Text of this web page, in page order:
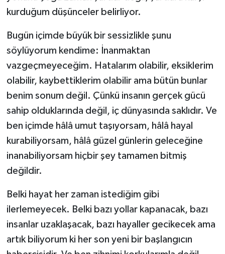
kurduğum düşünceler belirliyor.
Bugün içimde büyük bir sessizlikle şunu
söylüyorum kendime: İnanmaktan
vazgeçmeyeceğim. Hatalarım olabilir, eksiklerim
olabilir, kaybettiklerim olabilir ama bütün bunlar
benim sonum değil. Çünkü insanın gerçek gücü
sahip olduklarında değil, iç dünyasında saklıdır. Ve
ben içimde hâlâ umut taşıyorsam, hâlâ hayal
kurabiliyorsam, hâlâ güzel günlerin geleceğine
inanabiliyorsam hiçbir şey tamamen bitmiş
değildir.
Belki hayat her zaman istediğim gibi
ilerlemeyecek. Belki bazı yollar kapanacak, bazı
insanlar uzaklaşacak, bazı hayaller gecikecek ama
artık biliyorum ki her son yeni bir başlangıcın